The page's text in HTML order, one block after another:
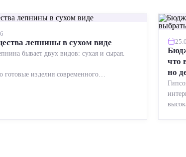
лепнины в сухом виде
бывает двух видов: сухая и сырая.
готовые изделия современного
что
но